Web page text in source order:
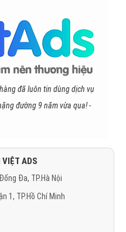
đã luôn tin dùng dịch vụ
đường 9 năm vừa qua! -
VIỆT ADS
Đa, TP.Hà Nội
1, TP.Hồ Chí Minh